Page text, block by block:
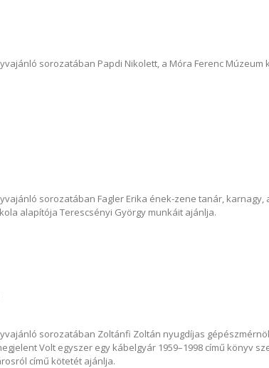
sorozatában Papdi Nikolett, a Móra Ferenc
sorozatában Fagler Erika ének-zene tanár,
alapítója Terescsényi György munkáit ajánlja.
sorozatában Zoltánfi Zoltán nyugdíjas
Volt egyszer egy kábelgyár 1959–1998 című könyv
című kötetét ajánlja.